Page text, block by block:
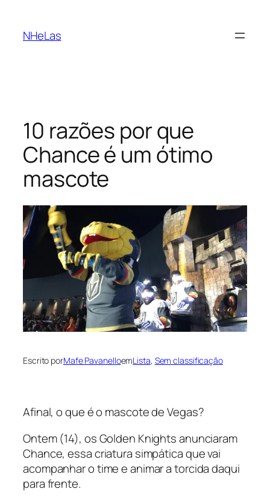
NHeLas
10 razões por que
Chance é um ótimo
mascote
Escrito porMafe PavanelloemLista, Sem classificação
Afinal, o que é o mascote de Vegas?
Ontem (14), os Golden Knights anunciaram
Chance, essa criatura simpática que vai
acompanhar o time e animar a torcida daqui
para frente.